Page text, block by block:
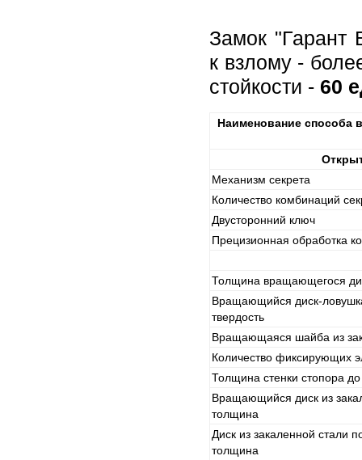
Замок "Гарант
к взлому -
стойкости - 60
Наименование способа
Механизм секрета
Количество комбинаций
Двусторонний ключ
Прецизионная обработка
Толщина вращающегося
Вращающийся диск-
твердость
Вращающаяся шайба из
Количество фиксирующих
Толщина стенки стопора
Вращающийся диск из
толщина
Диск из закаленной стали
толщина